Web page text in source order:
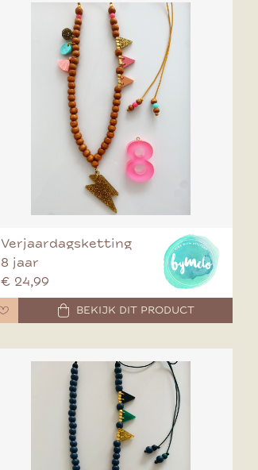
Verjaardagsketting
8 jaar
€ 24,99
BEKIJK DIT PRODUCT